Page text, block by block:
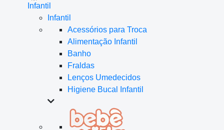
Infantil
Infantil
Acessórios para Troca
Alimentação Infantil
Banho
Fraldas
Lenços Umedecidos
Higiene Bucal Infantil